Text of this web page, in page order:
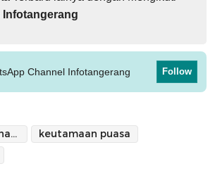
Infotangerang
Channel Infotangerang Follow
amalan Nabi Muhammad saat Berpuasa
keutamaan puasa